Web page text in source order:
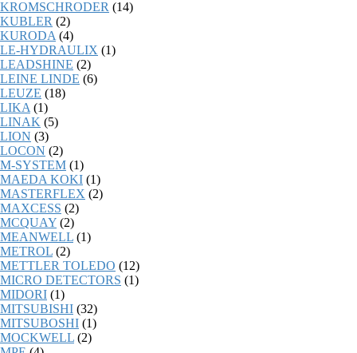
KROMSCHRODER (14)
KUBLER (2)
KURODA (4)
LE-HYDRAULIX (1)
LEADSHINE (2)
LEINE LINDE (6)
LEUZE (18)
LIKA (1)
LINAK (5)
LION (3)
LOCON (2)
M-SYSTEM (1)
MAEDA KOKI (1)
MASTERFLEX (2)
MAXCESS (2)
MCQUAY (2)
MEANWELL (1)
METROL (2)
METTLER TOLEDO (12)
MICRO DETECTORS (1)
MIDORI (1)
MITSUBISHI (32)
MITSUBOSHI (1)
MOCKWELL (2)